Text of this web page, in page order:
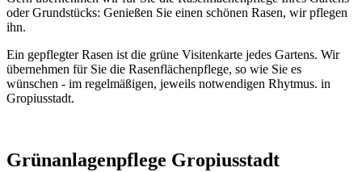
oder Grundstücks: Genießen Sie einen schönen Rasen, wir pflegen
ihn.
Ein gepflegter Rasen ist die grüne Visitenkarte jedes Gartens. Wir
übernehmen für Sie die Rasenflächenpflege, so wie Sie es
wünschen - im regelmäßigen, jeweils notwendigen Rhytmus. in
Gropiusstadt.
Grünanlagenpflege Gropiusstadt